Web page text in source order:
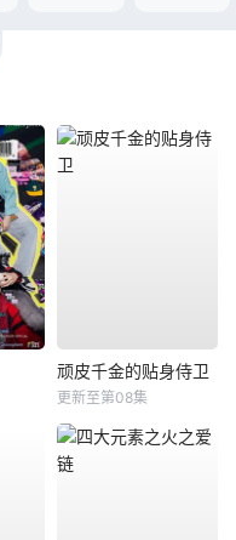
顽皮千金的贴身侍卫
更新至第08集